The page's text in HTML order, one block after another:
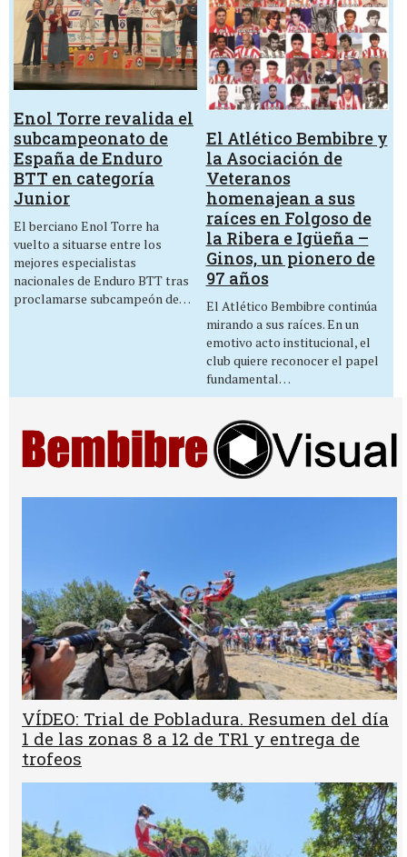
Enol Torre revalida el
subcampeonato de
España de Enduro
BTT en categoría
Junior
El berciano Enol Torre ha
vuelto a situarse entre los
mejores especialistas
nacionales de Enduro BTT tras
proclamarse subcampeón de…
El Atlético Bembibre y
la Asociación de
Veteranos
homenajean a sus
raíces en Folgoso de
la Ribera e Igüeña –
Ginos, un pionero de
97 años
El Atlético Bembibre continúa
mirando a sus raíces. En un
emotivo acto institucional, el
club quiere reconocer el papel
fundamental…
VÍDEO: Trial de Pobladura. Resumen del día
1 de las zonas 8 a 12 de TR1 y entrega de
trofeos